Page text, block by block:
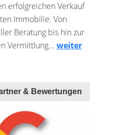
erfolgreichen Verkauf
Immobilie. Von
Beratung bis hin zur
Vermittlung... weiter
& Bewertungen